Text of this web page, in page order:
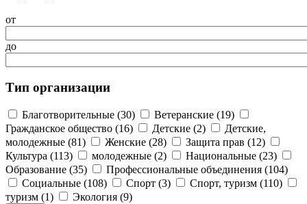
от
до
Тип организации
Благотворительные (30)
Ветеранские (19)
Гражданское общество (16)
Детские (2)
Детские,
молодежные (81)
Женские (28)
Защита прав (12)
Культура (113)
молодежные (2)
Национальные (23)
Образование (35)
Профессиональные объединения (104)
Социальные (108)
Спорт (3)
Спорт, туризм (110)
туризм (1)
Экология (9)